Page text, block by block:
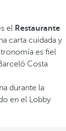
el Restaurante
carta cuidada y
es fiel
Costa
durante la
en el Lobby